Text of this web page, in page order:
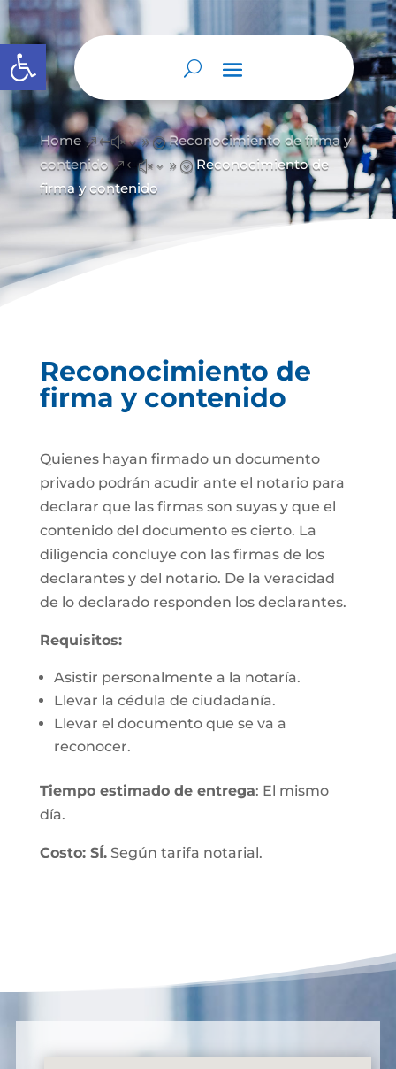
Abrir barra de herramientas
Home &#x39; Reconocimiento de firma y
contenido &#x39; Reconocimiento de
firma y contenido
Reconocimiento de
firma y contenido
Quienes hayan firmado un documento
privado podrán acudir ante el notario para
declarar que las firmas son suyas y que el
contenido del documento es cierto. La
diligencia concluye con las firmas de los
declarantes y del notario. De la veracidad
de lo declarado responden los declarantes.
Requisitos:
Asistir personalmente a la notaría.
Llevar la cédula de ciudadanía.
Llevar el documento que se va a
reconocer.
Tiempo estimado de entrega: El mismo
día.
Costo: SÍ.Según tarifa notarial.